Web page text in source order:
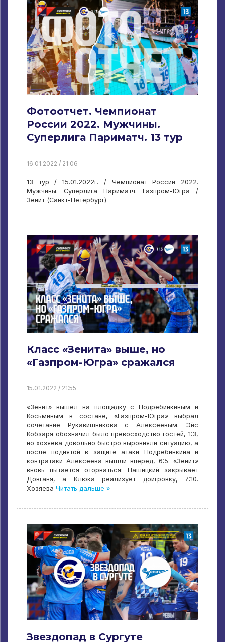
Фотоотчет. Чемпионат
России 2022. Мужчины.
Суперлига Париматч. 13 тур
16.01.2022 / 21:06
13 тур / 15.01.2022г. / Чемпионат России 2022.
Мужчины. Суперлига Париматч. Газпром-Югра /
Зенит (Санкт-Петербург)
Класс «Зенита» выше, но
«Газпром-Югра» сражался
15.01.2022 / 21:55
«Зенит» вышел на площадку с Подребинкиным и
Косьминым в составе, «Газпром-Югра» выбрал
сочетание Рукавишникова с Алексеевым. Эйс
Кобзаря обозначил было превосходство гостей, 1:3,
но хозяева довольно быстро выровняли ситуацию, а
после поднятой в защите атаки Подребинкина и
контратаки Алексеева вышли вперед, 6:5. «Зенит»
вновь пытается оторваться: Пашицкий закрывает
Довганя, а Клюка реализует доигровку, 7:10.
Хозяева Читать дальше »
Звездопад в Сургуте